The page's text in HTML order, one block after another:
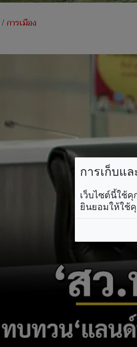
/การเมือง
การเก็บแ
เว็บไซต์นี้ใช้
ยินยอมให้ใช้